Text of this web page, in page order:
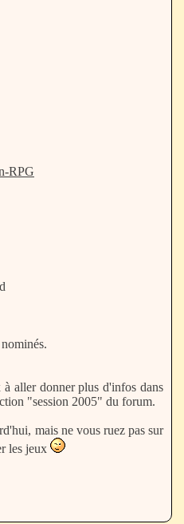
RPG
aller donner plus d'infos dans
"session 2005" du forum.
mais ne vous ruez pas sur
les jeux